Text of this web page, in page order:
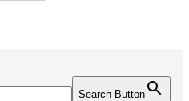
Search Button